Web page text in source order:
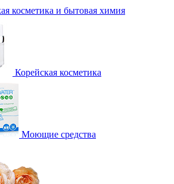
косметика и бытовая химия
Корейская косметика
Моющие средства